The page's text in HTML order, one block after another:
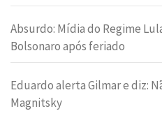
Absurdo: Mídia do Regime
Bolsonaro após feriado
Eduardo alerta Gilmar e diz:
Magnitsky